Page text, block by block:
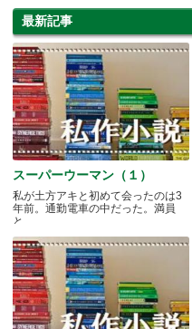
最新記事
スーパーウーマン（１）
私が土方アキと初めて会ったのは3
年前。通勤電車の中だった。満員
と.....